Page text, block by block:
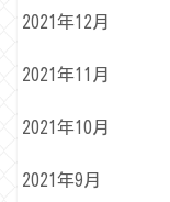
2021年12月
2021年11月
2021年10月
2021年9月